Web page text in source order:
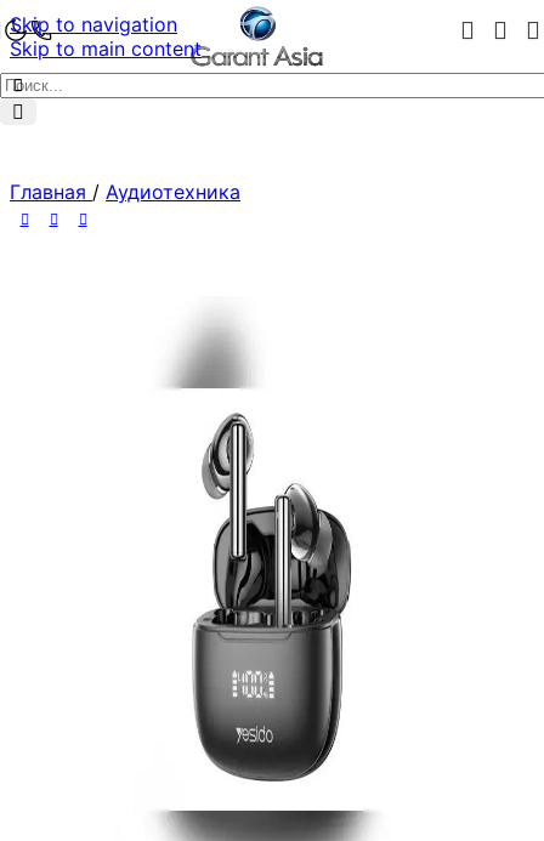
Skip to navigation
Skip to main content
Главная / Аудиотехника